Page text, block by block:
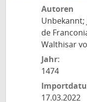
Autoren
Unbekannt;
de
Walthisar
Jahr:
1474
17.03.2022